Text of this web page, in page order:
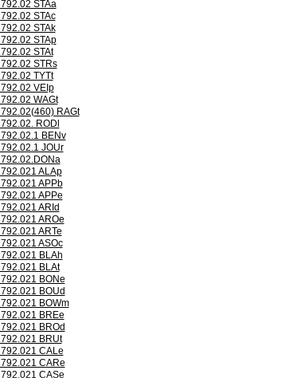
792.02 STAa
792.02 STAc
792.02 STAk
792.02 STAp
792.02 STAt
792.02 STRs
792.02 TYTt
792.02 VEIp
792.02 WAGt
792.02(460) RAGt
792.02. RODl
792.02.1 BENv
792.02.1 JOUr
792.02.DONa
792.021 ALAp
792.021 APPb
792.021 APPe
792.021 ARId
792.021 AROe
792.021 ARTe
792.021 ASOc
792.021 BLAh
792.021 BLAt
792.021 BONe
792.021 BOUd
792.021 BOWm
792.021 BREe
792.021 BROd
792.021 BRUt
792.021 CALe
792.021 CARe
792.021 CASe